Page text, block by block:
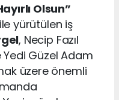
Olsun”
yürütülen iş
, Necip Fazıl
Yedi Güzel Adam
üzere önemli